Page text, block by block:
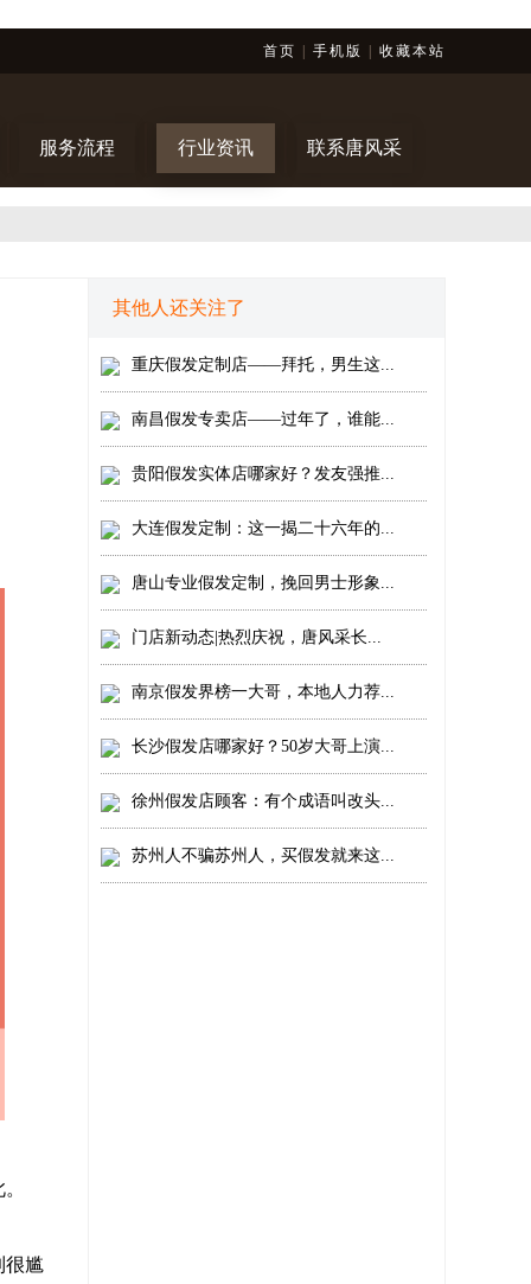
首页 手机版 收藏本站
服务流程 行业资讯 联系唐风采
很尴
其他人还关注了
重庆假发定制店——拜托，男生这...
南昌假发专卖店——过年了，谁能...
贵阳假发实体店哪家好？发友强推...
大连假发定制：这一揭二十六年的...
唐山专业假发定制，挽回男士形象...
门店新动态|热烈庆祝，唐风采长...
南京假发界榜一大哥，本地人力荐...
长沙假发店哪家好？50岁大哥上演...
徐州假发店顾客：有个成语叫改头...
苏州人不骗苏州人，买假发就来这...